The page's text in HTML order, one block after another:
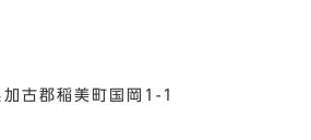
古郡稲美町国岡1-1